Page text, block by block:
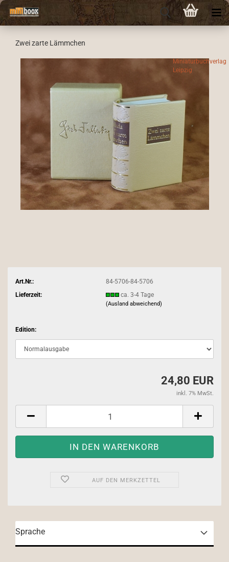
Zwei zarte Lämmchen
Miniaturbuchverlag
Leipzig
Art.Nr.:
84-5706-84-5706
Lieferzeit:
ca. 3-4 Tage
(Ausland abweichend)
Edition:
24,80 EUR
inkl. 7% MwSt.
AUF DEN MERKZETTEL
Sprache